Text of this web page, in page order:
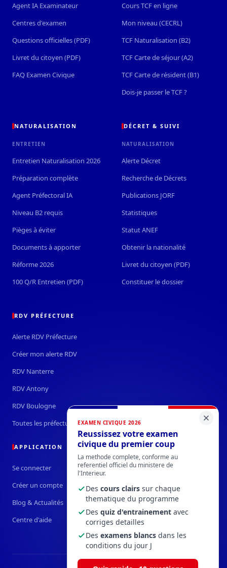
EXAMEN CIVIQUE 2026
Reussissez votre examen
civique du premier coup
La methode complete, conforme au
referentiel officiel du ministere de
l'Interieur.
Des cours clairs sur chaque
thematique du programme
Des quiz d'entrainement avec
corriges detailles
Des examens blancs dans les
conditions du jour J
Agent IA Examinateur
Centres d'examen
Questions officielles (PDF)
Livret du citoyen (PDF)
FAQ Examen Civique
Cours TCF en ligne
Mon niveau (CECRL)
TCF Naturalisation (B2)
TCF Carte de séjour (A2)
TCF Carte de résident (B1)
Dois-je passer le TCF ?
NATURALISATION
ENTRETIEN
Entretien Naturalisation 2026
Préparation complète
Agent Préfectoral IA
Niveau B2 requis
Pièges à éviter
Documents à apporter
Réforme 2026
100 Q/R Entretien (PDF)
DÉCRET & SUIVI
NATURALISATION
Alerte Décret
Recherche de Décrets
Publications JORF
Statistiques
Statut ANEF
Obtenir la nationalité
Livret du citoyen (PDF)
Constituer le dossier
RDV PRÉFECTURE
Alerte RDV Préfecture
Créer mon alerte RDV
RDV Nanterre
RDV Antony
RDV Boulogne
Toutes les préfectures →
APPLICATION
Se connecter
Créer un compte
Blog & Actualités
Centre d'aide